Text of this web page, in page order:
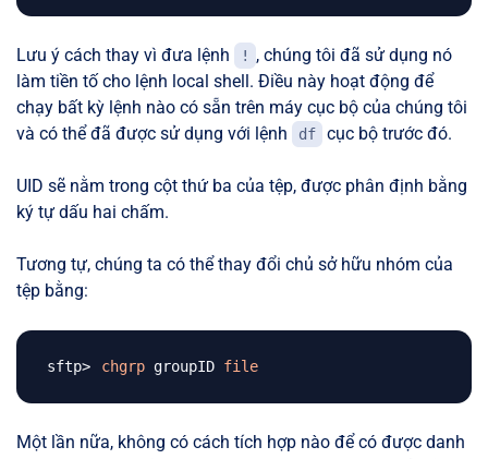
Lưu ý cách thay vì đưa lệnh !
, chúng tôi đã sử dụng nó
làm tiền tố cho lệnh local shell. Điều này hoạt động để
chạy bất kỳ lệnh nào có sẵn trên máy cục bộ của chúng tôi
và có thể đã được sử dụng với lệnh
df cục bộ trước đó.
UID sẽ nằm trong cột thứ ba của tệp, được phân định bằng
ký tự dấu hai chấm.
Tương tự, chúng ta có thể thay đổi chủ sở hữu nhóm của
tệp bằng:
chgrp groupID file
Một lần nữa, không có cách tích hợp nào để có được danh